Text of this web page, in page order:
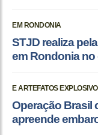
EM RONDONIA
STJD realiza
em Rondonia no
E ARTEFATOS
Operação Brasil
apreende